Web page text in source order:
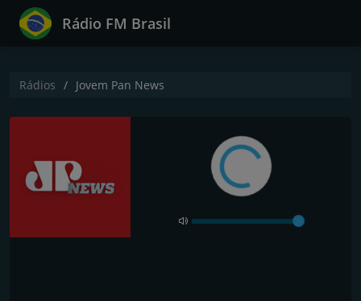
Rádio FM Brasil
Rádios Jovem Pan News